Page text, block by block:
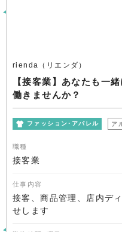
rienda（リエンダ）
【接客業】あなたも一
働きませんか？
ファッション･アパレル ア
職種
接客業
仕事内容
接客、商品管理、店内デ
せします